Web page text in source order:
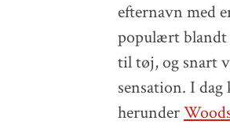
efternavn med
populært blandt
til tøj, og snart
sensation. I
herunder